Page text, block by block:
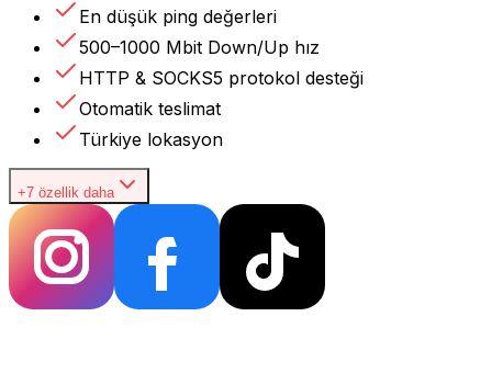
En düşük ping değerleri
500–1000 Mbit Down/Up hız
HTTP & SOCKS5 protokol desteği
Otomatik teslimat
Türkiye lokasyon
+7 özellik daha